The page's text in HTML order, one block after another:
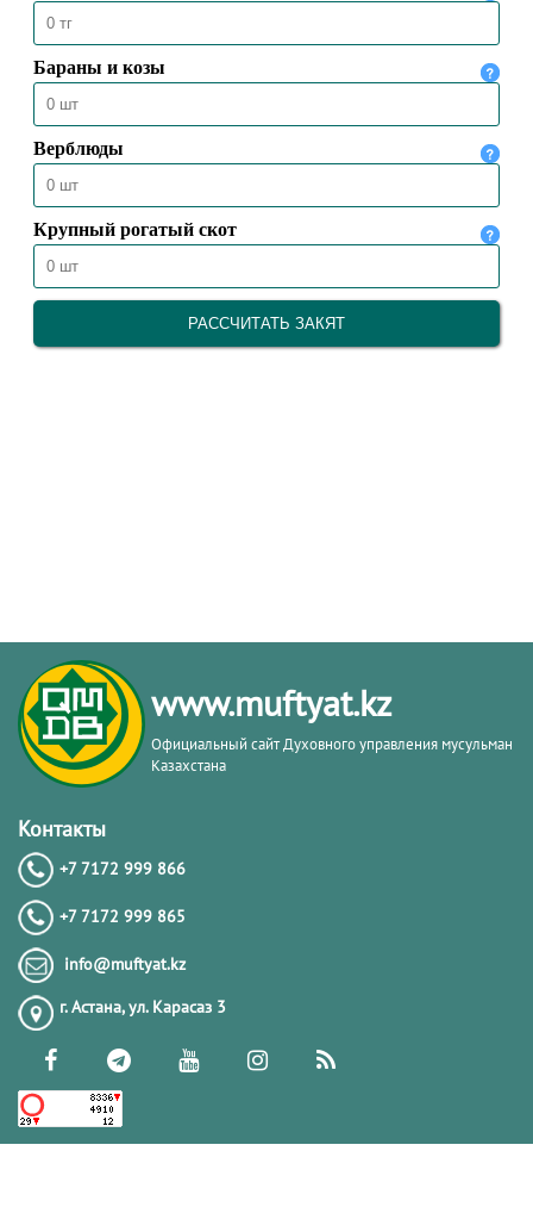
www.muftyat.kz
Официальный сайт Духовного управления мусульман
Казахстана
Контакты
+7 7172 999 866
+7 7172 999 865
info@muftyat.kz
г. Астана, ул. Карасаз 3